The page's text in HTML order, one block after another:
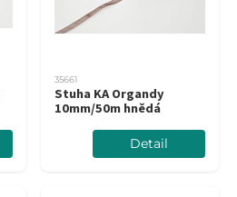
35661
Stuha KA Organdy
10mm/50m hnědá
Detail